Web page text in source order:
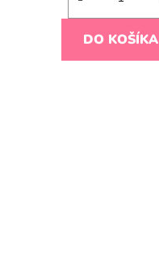
DO KOŠÍKA